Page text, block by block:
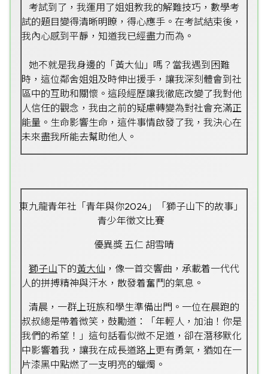
考試到了，我運用了姐姐教我的解難技巧，數學考
試的題目變得清晰明瞭，得心應手。在考試結束後，
我內心感到平靜，知道我已經盡力而為。
她不就是我身邊的「黃大仙」嗎？當我遇到困難
時，這位鄰舍姐姐及時伸出援手，讓我深刻體會到社
區中的互助和關懷。這段經歷讓我徹底改變了我對他
人信任的觀念，我由之前的疑慮轉變為對社會充滿正
能量。生命影響生命，這件事情啟發了我，我決心在
未來盡我所能去幫助他人。
東九龍青年社「青年與你2024」「獅子山下的故事」
青少年徵文比賽
優異獎 五仁 胡雪晴
獅子山下的黃大仙 ，像一首交響曲，承載着一代代
人的拼搏精神與汗水，散發着奮鬥的氣息。
清晨，一群上班族和學生準備出門。一位在晨跑的
叔叔總是帶着微笑，鼓勵道：「年輕人，加油！你是
我們的希望！」這句話看似微不足道，卻在潛移默化
中影響着我，讓我在成長道路上更有勇氣，猶如在一
片漆黑中點燃了一支明亮的蠟燭。